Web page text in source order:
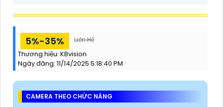
5%-35% Liên Hệ
Thương hiệu: KBvision
Ngày đăng: 11/14/2025 5:18:40 PM
CAMERA THEO CHỨC NĂNG